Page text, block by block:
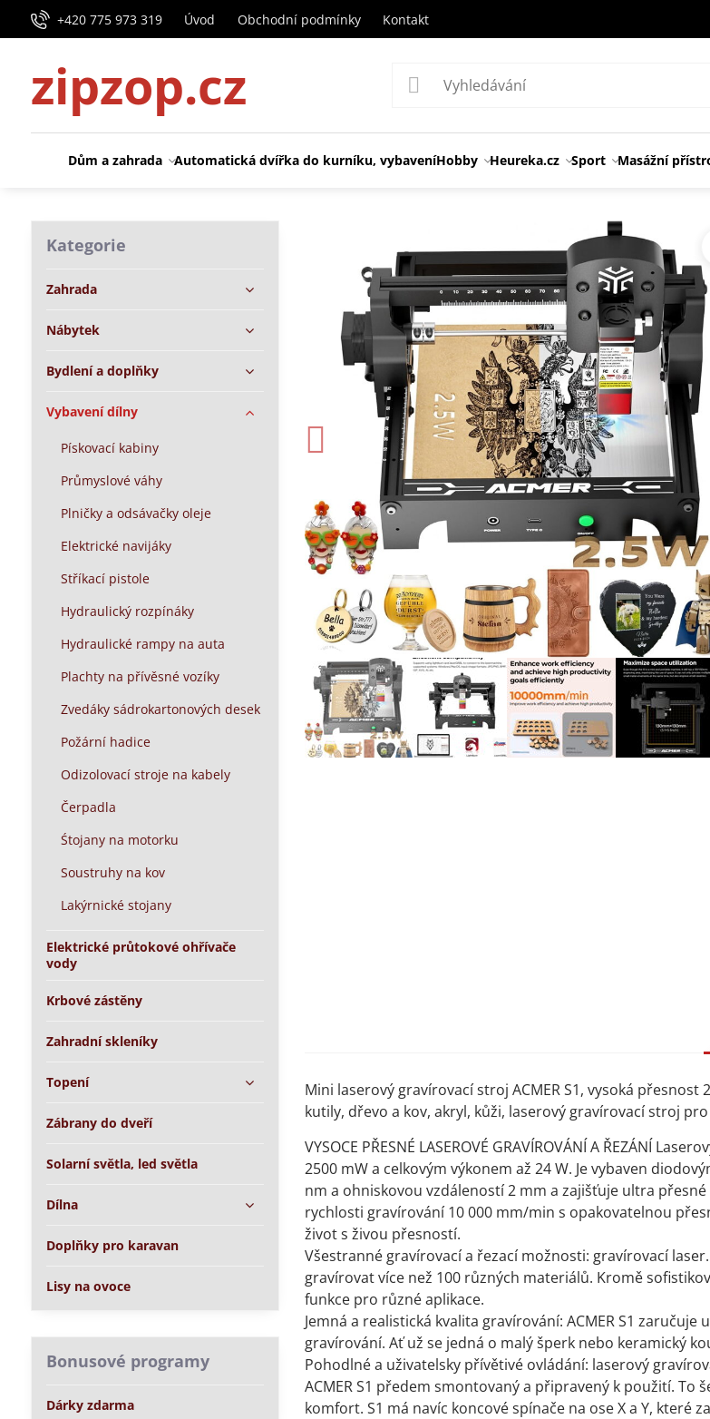
+420 775 973 319 Úvod Obchodní podmínky Kontakt
zipzop.cz
Dům a zahrada Automatická dvířka do kurníku, vybaveníHobby Heureka.cz Sport Masážní
Mini laserový gravírovací stroj ACMER S1, vysoká
kutily, dřevo a kov, akryl, kůži, laserový gravírovací stroj
VYSOCE PŘESNÉ LASEROVÉ GRAVÍROVÁNÍ A ŘEZÁNÍ
2500 mW a celkovým výkonem až 24 W. Je vybaven
nm a ohniskovou vzdáleností 2 mm a zajišťuje ultra
rychlosti gravírování 10 000 mm/min s opakovatelnou
život s živou přesností.
Všestranné gravírovací a řezací možnosti: gravírovací
gravírovat více než 100 různých materiálů. Kromě
funkce pro různé aplikace.
Jemná a realistická kvalita gravírování: ACMER S1
gravírování. Ať už se jedná o malý šperk nebo keramický
Pohodlné a uživatelsky přívětivé ovládání: laserový
ACMER S1 předem smontovaný a připravený k použití.
komfort. S1 má navíc koncové spínače na ose X a Y, které
Kategorie
Zahrada
Nábytek
Bydlení a doplňky
Vybavení dílny
Pískovací kabiny
Průmyslové váhy
Plničky a odsávačky oleje
Elektrické navijáky
Stříkací pistole
Hydraulický rozpínáky
Hydraulické rampy na auta
Plachty na přívěsné vozíky
Zvedáky sádrokartonových desek
Požární hadice
Odizolovací stroje na kabely
Čerpadla
Śtojany na motorku
Soustruhy na kov
Lakýrnické stojany
Elektrické průtokové ohřívače
vody
Krbové zástěny
Zahradní skleníky
Topení
Zábrany do dveří
Solarní světla, led světla
Dílna
Doplňky pro karavan
Lisy na ovoce
Bonusové programy
Dárky zdarma